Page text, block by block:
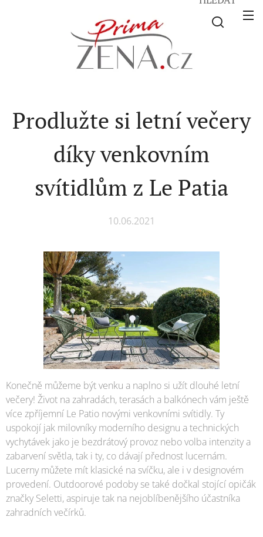
Prodlužte si letní večery
díky venkovním
svítidlům z Le Patia
10.06.2021
Konečně můžeme být venku a naplno si užít dlouhé letní
večery! Život na zahradách, terasách a balkónech vám ještě
více zpříjemní Le Patio novými venkovními svítidly. Ty
uspokojí jak milovníky moderního designu a technických
vychytávek jako je bezdrátový provoz nebo volba intenzity a
zabarvení světla, tak i ty, co dávají přednost lucernám.
Lucerny můžete mít klasické na svíčku, ale i v designovém
provedení. Outdoorové podoby se také dočkal stojící opičák
značky Seletti, aspiruje tak na nejoblíbenějšího účastníka
zahradních večírků.